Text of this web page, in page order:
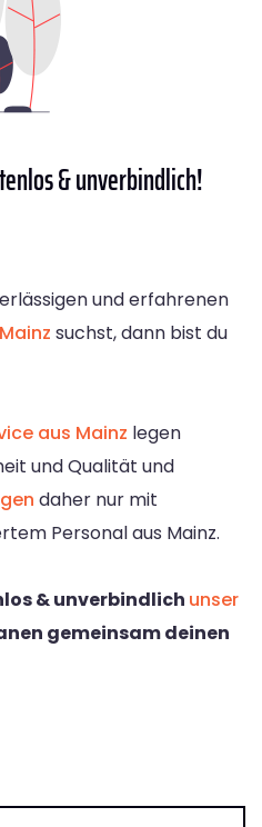
& unverbindlich!
und erfahrenen
suchst, dann bist du
aus Mainz legen
und Qualität und
daher nur mit
Personal aus Mainz.
& unverbindlich unser
gemeinsam deinen